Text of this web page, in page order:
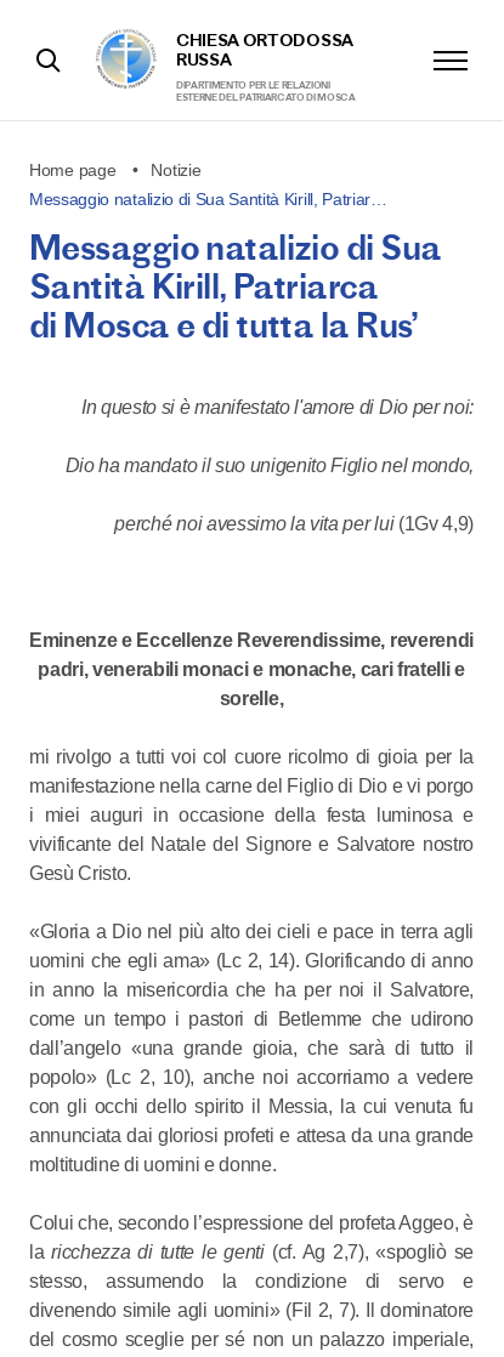
CHIESA ORTODOSSA
RUSSA
DIPARTIMENTO PER LE RELAZIONI
ESTERNE DEL PATRIARCATO DI MOSCA
Home page
Notizie
Messaggio natalizio di Sua Santità Kirill, Patriar…
Messaggio natalizio di Sua
Santità Kirill, Patriarca
di Mosca e di tutta la Rus’
In questo si è manifestato l'amore di Dio per noi:
Dio ha mandato il suo unigenito Figlio nel mondo,
perché noi avessimo la vita per lui (1Gv 4,9)
Eminenze e Eccellenze Reverendissime, reverendi
padri, venerabili monaci e monache, cari fratelli e
sorelle,
mi rivolgo a tutti voi col cuore ricolmo di gioia per la
manifestazione nella carne del Figlio di Dio e vi porgo
i miei auguri in occasione della festa luminosa e
vivificante del Natale del Signore e Salvatore nostro
Gesù Cristo.
«Gloria a Dio nel più alto dei cieli e pace in terra agli
uomini che egli ama» (Lc 2, 14). Glorificando di anno
in anno la misericordia che ha per noi il Salvatore,
come un tempo i pastori di Betlemme che udirono
dall’angelo «una grande gioia, che sarà di tutto il
popolo» (Lc 2, 10), anche noi accorriamo a vedere
con gli occhi dello spirito il Messia, la cui venuta fu
annunciata dai gloriosi profeti e attesa da una grande
moltitudine di uomini e donne.
Colui che, secondo l’espressione del profeta Aggeo, è
laricchezza di tutte le genti(cf. Ag 2,7), «spogliò se
stesso, assumendo la condizione di servo e
divenendo simile agli uomini» (Fil 2, 7). Il dominatore
del cosmo sceglie per sé non un palazzo imperiale,